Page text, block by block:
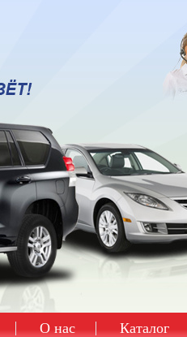
О нас Каталог